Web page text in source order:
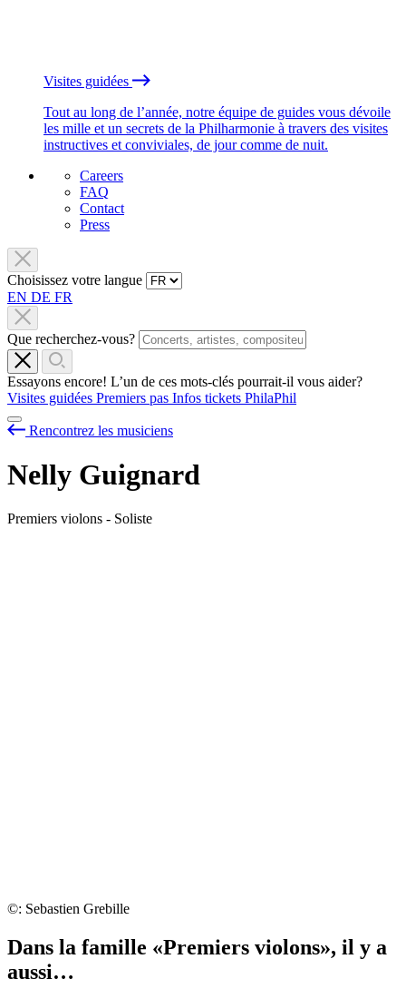
Visites guidées
Tout au long de l’année, notre équipe de guides vous dévoile
les mille et un secrets de la Philharmonie à travers des visites
instructives et conviviales, de jour comme de nuit.
Careers
FAQ
Contact
Press
Choisissez votre langue
EN DE FR
Que recherchez-vous?
Essayons encore! L’un de ces mots-clés pourrait-il vous aider?
Visites guidées Premiers pas Infos tickets PhilaPhil
Rencontrez les musiciens
Nelly Guignard
Premiers violons - Soliste
©: Sebastien Grebille
Dans la famille «Premiers violons», il y a
aussi…